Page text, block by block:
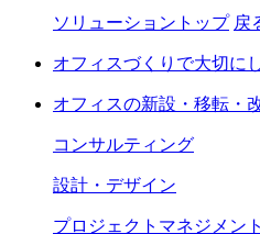
ソリューショントップ 戻
オフィスづくりで大切に
オフィスの新設・移転・
コンサルティング
設計・デザイン
プロジェクトマネジメント